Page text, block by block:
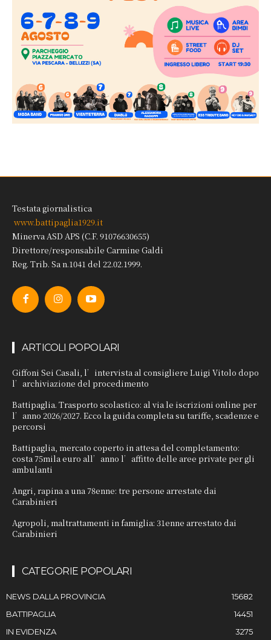
Testata giornalistica
www.battipaglia1929.it
Minerva ASD APS (C.F. 91076630655)
Direttore/responsabile Carmine Galdi
Reg. Trib. Sa n.1041 del 22.02.1999.
ARTICOLI POPOLARI
Giffoni Sei Casali, l’intervista al consigliere Luigi Vitolo dopo
l’archiviazione del procedimento
Battipaglia. Trasporto scolastico: al via le iscrizioni online per
l’anno 2026/2027. Ecco la guida completa su tariffe, scadenze e
percorsi
Battipaglia, mercato coperto in attesa del completamento:
costa 75mila euro all’anno l’affitto delle aree private per gli
ambulanti
Angri, rapina a una 78enne: tre persone arrestate dai
Carabinieri
Agropoli, maltrattamenti in famiglia: 31enne arrestato dai
Carabinieri
CATEGORIE POPOLARI
NEWS DALLA PROVINCIA
15682
BATTIPAGLIA
14451
IN EVIDENZA
3275